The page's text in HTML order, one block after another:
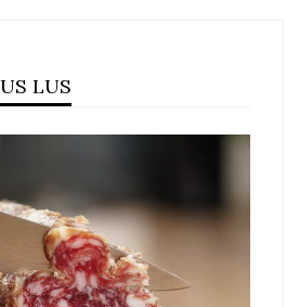
LUS